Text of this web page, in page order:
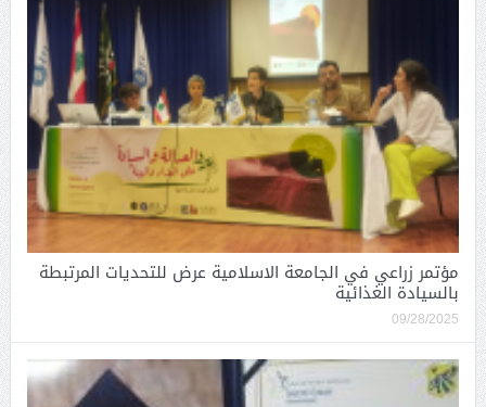
مؤتمر زراعي في الجامعة الاسلامية عرض للتحديات المرتبطة
بالسيادة الغذائية
09/28/2025